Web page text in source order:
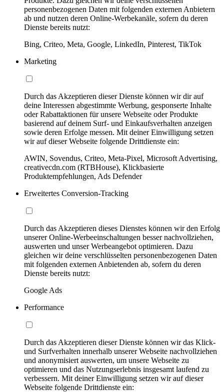
personenbezogenen Daten mit folgenden externen Anbietern
ab und nutzen deren Online-Werbekanäle, sofern du deren
Dienste bereits nutzt:
Bing, Criteo, Meta, Google, LinkedIn, Pinterest, TikTok
Marketing
Durch das Akzeptieren dieser Dienste können wir dir auf
deine Interessen abgestimmte Werbung, gesponserte Inhalte
oder Rabattaktionen für unsere Webseite oder Produkte
basierend auf deinem Surf- und Einkaufsverhalten anzeigen
sowie deren Erfolge messen. Mit deiner Einwilligung setzen
wir auf dieser Webseite folgende Drittdienste ein:
AWIN, Sovendus, Criteo, Meta-Pixel, Microsoft Advertising,
creativecdn.com (RTBHouse), Klickbasierte
Produktempfehlungen, Ads Defender
Erweitertes Conversion-Tracking
Durch das Akzeptieren dieses Dienstes können wir den Erfolg
unserer Online-Werbeeinschaltungen besser nachvollziehen,
auswerten und unser Werbeangebot optimieren. Dazu
gleichen wir deine verschlüsselten personenbezogenen Daten
mit folgenden externen Anbietenden ab, sofern du deren
Dienste bereits nutzt:
Google Ads
Performance
Durch das Akzeptieren dieser Dienste können wir das Klick-
und Surfverhalten innerhalb unserer Webseite nachvollziehen
und anonymisiert auswerten, um unsere Webseite zu
optimieren und das Nutzungserlebnis insgesamt laufend zu
verbessern. Mit deiner Einwilligung setzen wir auf dieser
Webseite folgende Drittdienste ein: